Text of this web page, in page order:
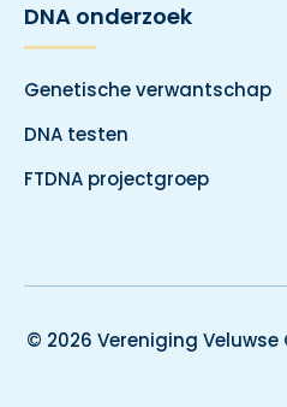
DNA onderzoek
Genetische verwantschap
DNA testen
FTDNA projectgroep
© 2026 Vereniging